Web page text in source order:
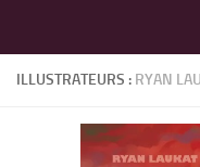
ILLUSTRATEURS : RYAN